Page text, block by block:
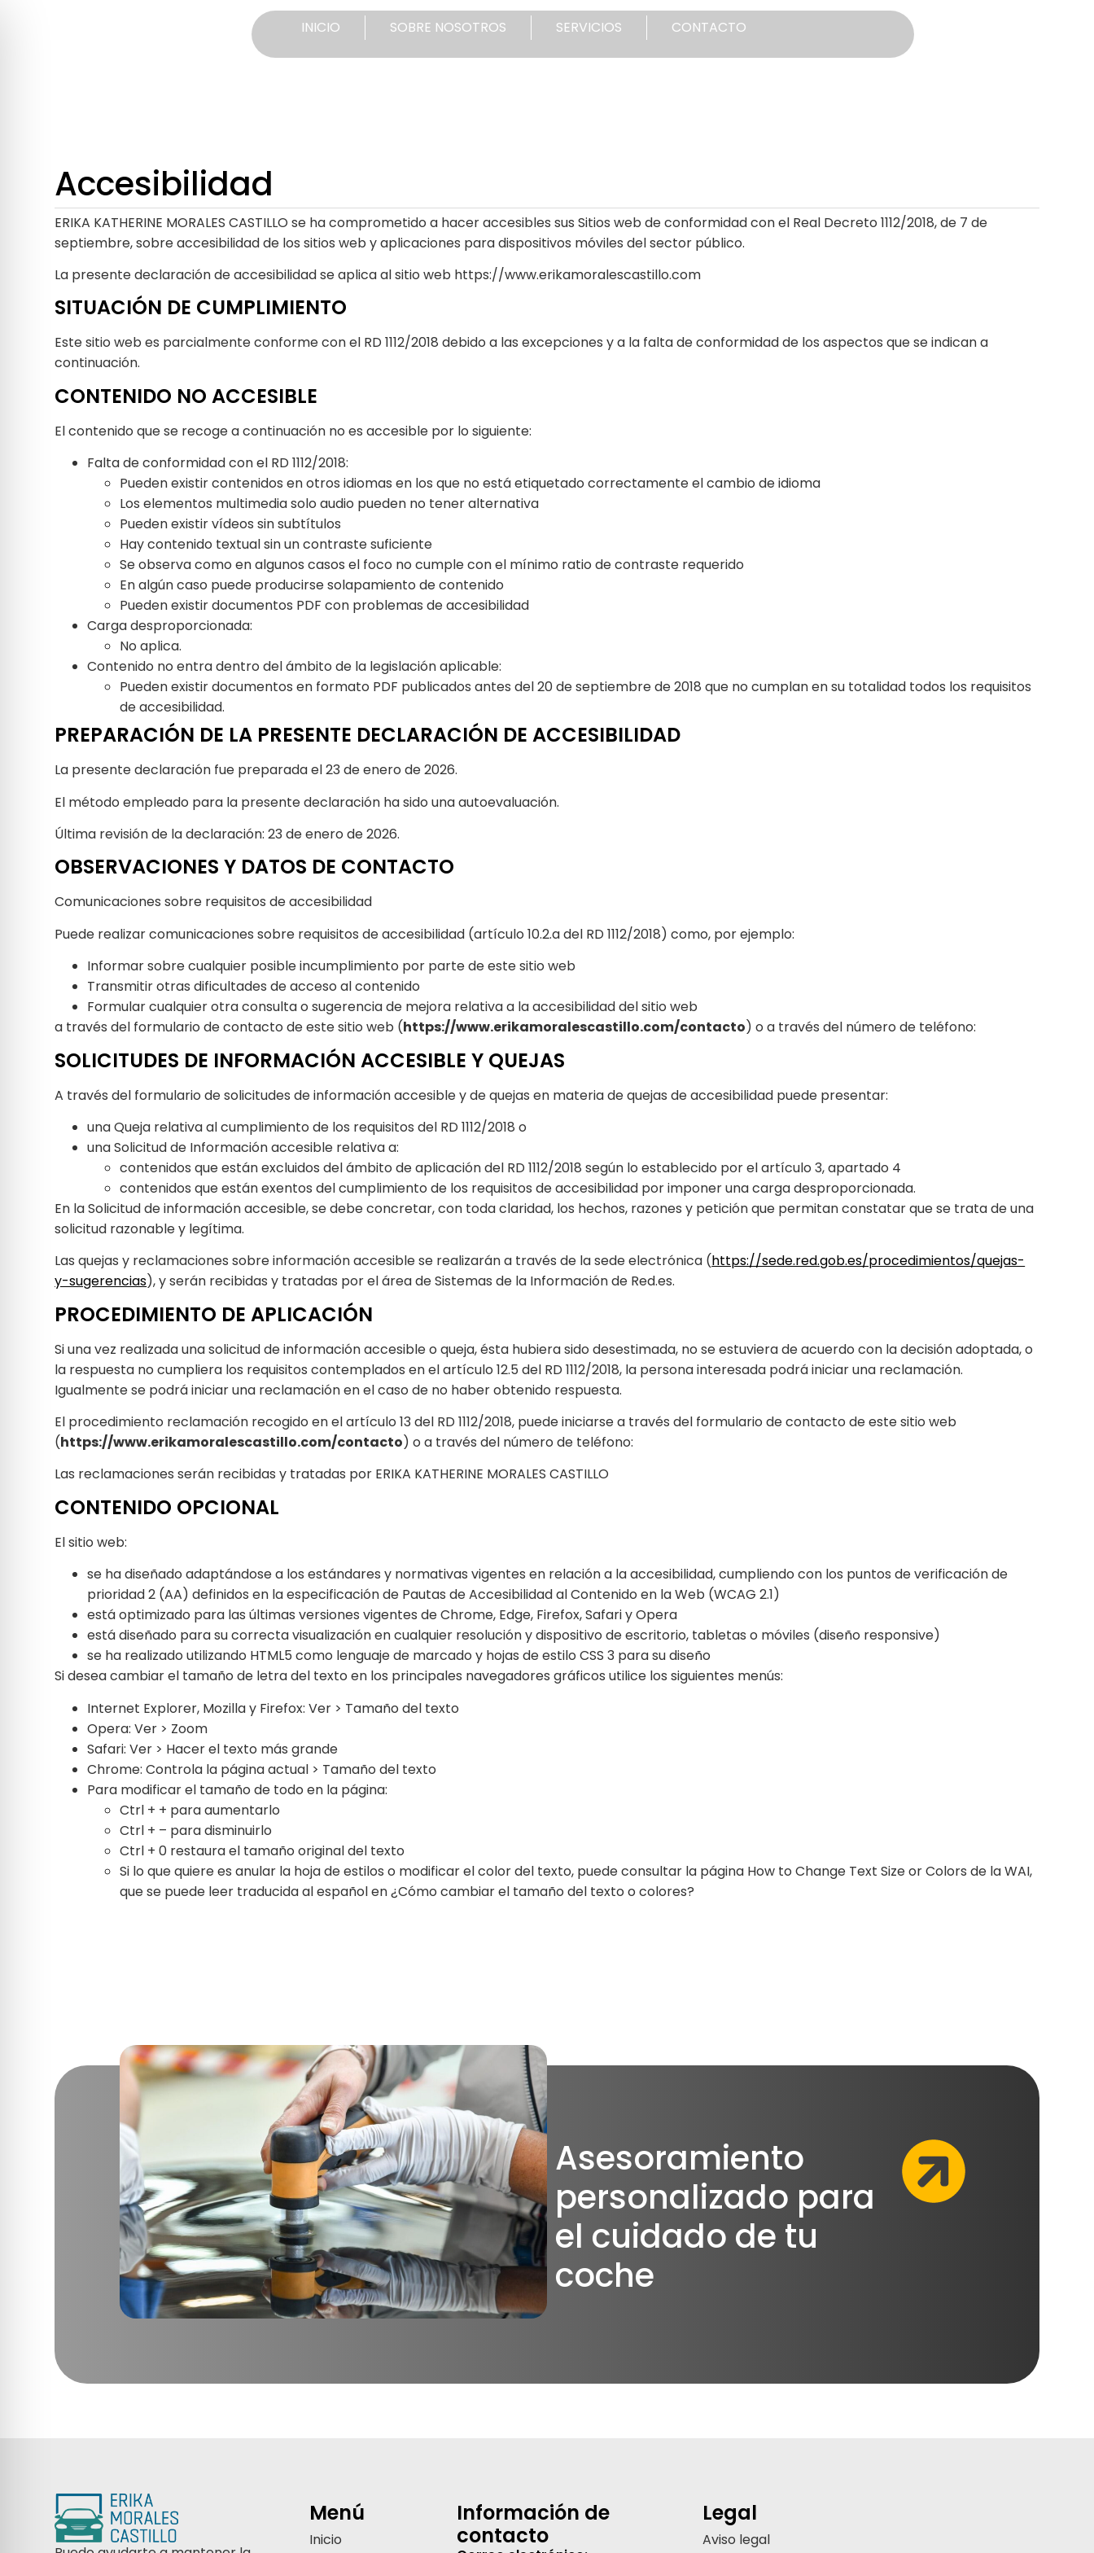
INICIO SOBRE NOSOTROS SERVICIOS CONTACTO
Accesibilidad
ERIKA KATHERINE MORALES CASTILLO se ha comprometido a hacer accesibles sus Sitios web de conformidad con el Real Decreto 1112/2018, de 7 de
septiembre, sobre accesibilidad de los sitios web y aplicaciones para dispositivos móviles del sector público.
La presente declaración de accesibilidad se aplica al sitio web https://www.erikamoralescastillo.com
SITUACIÓN DE CUMPLIMIENTO
Este sitio web es parcialmente conforme con el RD 1112/2018 debido a las excepciones y a la falta de conformidad de los aspectos que se indican a
continuación.
CONTENIDO NO ACCESIBLE
El contenido que se recoge a continuación no es accesible por lo siguiente:
Falta de conformidad con el RD 1112/2018:
Pueden existir contenidos en otros idiomas en los que no está etiquetado correctamente el cambio de idioma
Los elementos multimedia solo audio pueden no tener alternativa
Pueden existir vídeos sin subtítulos
Hay contenido textual sin un contraste suficiente
Se observa como en algunos casos el foco no cumple con el mínimo ratio de contraste requerido
En algún caso puede producirse solapamiento de contenido
Pueden existir documentos PDF con problemas de accesibilidad
Carga desproporcionada:
No aplica.
Contenido no entra dentro del ámbito de la legislación aplicable:
Pueden existir documentos en formato PDF publicados antes del 20 de septiembre de 2018 que no cumplan en su totalidad todos los requisitos
de accesibilidad.
PREPARACIÓN DE LA PRESENTE DECLARACIÓN DE ACCESIBILIDAD
La presente declaración fue preparada el 23 de enero de 2026.
El método empleado para la presente declaración ha sido una autoevaluación.
Última revisión de la declaración: 23 de enero de 2026.
OBSERVACIONES Y DATOS DE CONTACTO
Comunicaciones sobre requisitos de accesibilidad
Puede realizar comunicaciones sobre requisitos de accesibilidad (artículo 10.2.a del RD 1112/2018) como, por ejemplo:
Informar sobre cualquier posible incumplimiento por parte de este sitio web
Transmitir otras dificultades de acceso al contenido
Formular cualquier otra consulta o sugerencia de mejora relativa a la accesibilidad del sitio web
a través del formulario de contacto de este sitio web (https://www.erikamoralescastillo.com/contacto) o a través del número de teléfono: ㅤㅤ
SOLICITUDES DE INFORMACIÓN ACCESIBLE Y QUEJAS
A través del formulario de solicitudes de información accesible y de quejas en materia de quejas de accesibilidad puede presentar:
una Queja relativa al cumplimiento de los requisitos del RD 1112/2018 o
una Solicitud de Información accesible relativa a:
contenidos que están excluidos del ámbito de aplicación del RD 1112/2018 según lo establecido por el artículo 3, apartado 4
contenidos que están exentos del cumplimiento de los requisitos de accesibilidad por imponer una carga desproporcionada.
En la Solicitud de información accesible, se debe concretar, con toda claridad, los hechos, razones y petición que permitan constatar que se trata de una
solicitud razonable y legítima.
Las quejas y reclamaciones sobre información accesible se realizarán a través de la sede electrónica (https://sede.red.gob.es/procedimientos/quejas-
y-sugerencias), y serán recibidas y tratadas por el área de Sistemas de la Información de Red.es.
PROCEDIMIENTO DE APLICACIÓN
Si una vez realizada una solicitud de información accesible o queja, ésta hubiera sido desestimada, no se estuviera de acuerdo con la decisión adoptada, o
la respuesta no cumpliera los requisitos contemplados en el artículo 12.5 del RD 1112/2018, la persona interesada podrá iniciar una reclamación.
Igualmente se podrá iniciar una reclamación en el caso de no haber obtenido respuesta.
El procedimiento reclamación recogido en el artículo 13 del RD 1112/2018, puede iniciarse a través del formulario de contacto de este sitio web
(https://www.erikamoralescastillo.com/contacto) o a través del número de teléfono: ㅤㅤ
Las reclamaciones serán recibidas y tratadas por ERIKA KATHERINE MORALES CASTILLO
CONTENIDO OPCIONAL
El sitio web:
se ha diseñado adaptándose a los estándares y normativas vigentes en relación a la accesibilidad, cumpliendo con los puntos de verificación de
prioridad 2 (AA) definidos en la especificación de Pautas de Accesibilidad al Contenido en la Web (WCAG 2.1)
está optimizado para las últimas versiones vigentes de Chrome, Edge, Firefox, Safari y Opera
está diseñado para su correcta visualización en cualquier resolución y dispositivo de escritorio, tabletas o móviles (diseño responsive)
se ha realizado utilizando HTML5 como lenguaje de marcado y hojas de estilo CSS 3 para su diseño
Si desea cambiar el tamaño de letra del texto en los principales navegadores gráficos utilice los siguientes menús:
Internet Explorer, Mozilla y Firefox: Ver > Tamaño del texto
Opera: Ver > Zoom
Safari: Ver > Hacer el texto más grande
Chrome: Controla la página actual > Tamaño del texto
Para modificar el tamaño de todo en la página:
Ctrl + + para aumentarlo
Ctrl + – para disminuirlo
Ctrl + 0 restaura el tamaño original del texto
Si lo que quiere es anular la hoja de estilos o modificar el color del texto, puede consultar la página How to Change Text Size or Colors de la WAI,
que se puede leer traducida al español en ¿Cómo cambiar el tamaño del texto o colores?
Asesoramiento
personalizado para
el cuidado de tu
coche
Menú
Inicio
Información de
contacto
Legal
Aviso legal